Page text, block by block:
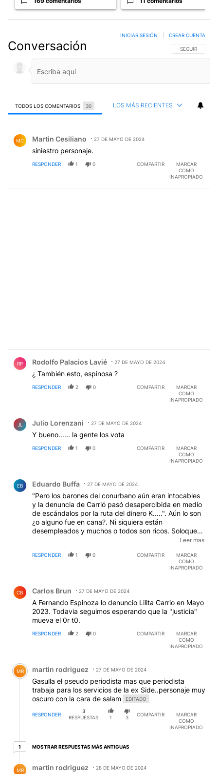
Conversación SIGA ESTA
SEGUIR
INICIAR SESIÓN CREAR CUENTA
TODOS LOS COMENTARIOS 30 LOS MÁS RECIENTES
MC Martin Cesiliano 27 DE MAYO DE 2024
siniestro personaje.
RESPONDER 1 0 COMPARTIR
MARCAR
COMO
INAPROPIADO
RP Rodolfo Palacios Lavié 27 DE MAYO DE 2024
¿ También esto, espinosa ?
RESPONDER 2 0 COMPARTIR
MARCAR
COMO
INAPROPIADO
JL Julio Lorenzani 27 DE MAYO DE 2024
Y bueno...... la gente los vota
RESPONDER 1 0 COMPARTIR
MARCAR
COMO
INAPROPIADO
EB Eduardo Buffa 27 DE MAYO DE 2024
"Pero los barones del conurbano aún eran intocables
y la denuncia de Carrió pasó desapercibida en medio
de escándalos por la ruta del dinero K.....". Aún lo son
¿o alguno fue en cana?. Ni siquiera están
desempleados y muchos o todos son ricos. Soloque
los medios nunca se les animaron y ahora el blanco es
Popular Pluri-ideológico tiene éxito, esos Barones
(todos varones), regresarán "a por lo suyo", hablando
Leer mas
RESPONDER 1 0 COMPARTIR
MARCAR
COMO
INAPROPIADO
CB Carlos Brun 27 DE MAYO DE 2024
A Fernando Espinoza lo denuncio Lilita Carrio en Mayo
2023. Todavia seguimos esperando que la "justicia"
mueva el 0r t0.
RESPONDER 2 0 COMPARTIR
MARCAR
COMO
INAPROPIADO
Comentario de martin rodriguez.
MR martin rodriguez 27 DE MAYO DE 2024
Gasulla el pseudo periodista mas que periodista
trabaja para los servicios de la ex Side..personaje muy
oscuro con la cara de salam
EDITADO
RESPONDER
3
RESPUESTAS
1 3
COMPARTIR
MARCAR
COMO
INAPROPIADO
11 respuesta más antiguas
MOSTRAR RESPUESTAS MÁS ANTIGUAS
MR martin rodriguez
28 DE MAYO DE 2024